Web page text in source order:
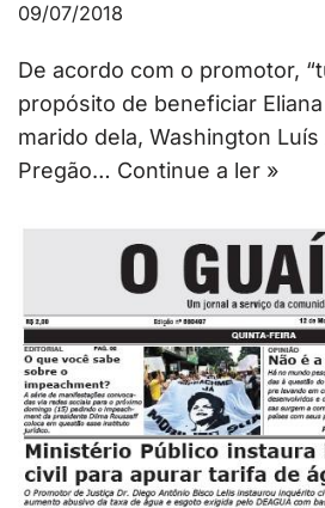
09/07/2018
De acordo com o promotor,
propósito de beneficiar
marido dela, Washington Luís
Pregão… Continue a ler »